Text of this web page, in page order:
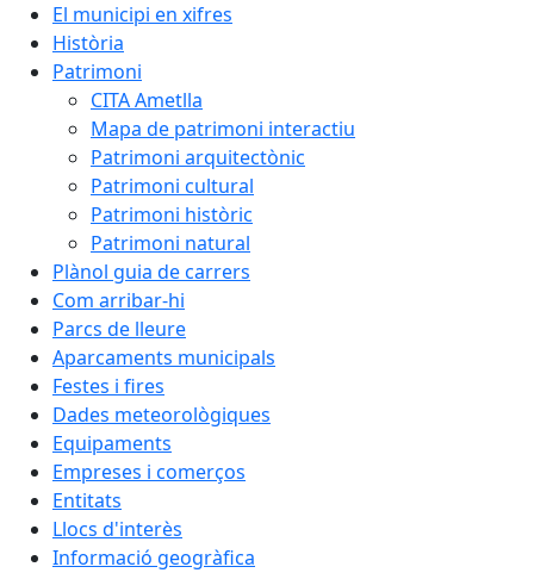
El municipi en xifres
Història
Patrimoni
CITA Ametlla
Mapa de patrimoni interactiu
Patrimoni arquitectònic
Patrimoni cultural
Patrimoni històric
Patrimoni natural
Plànol guia de carrers
Com arribar-hi
Parcs de lleure
Aparcaments municipals
Festes i fires
Dades meteorològiques
Equipaments
Empreses i comerços
Entitats
Llocs d'interès
Informació geogràfica